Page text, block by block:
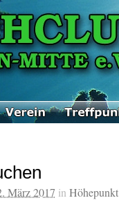
März 2017 in Höhepunkt